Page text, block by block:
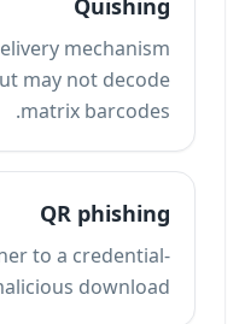
that uses a QR
designed to bypass
attempt that uses a
harvesting page,